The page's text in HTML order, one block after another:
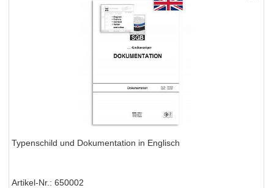
Typenschild und Dokumentation in Englisch
Artikel-Nr. 650002